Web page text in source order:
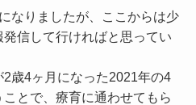
なりましたが、ここからは少
信して行ければと思ってい
歳4ヶ月になった2021年の4
とで、療育に通わせてもら